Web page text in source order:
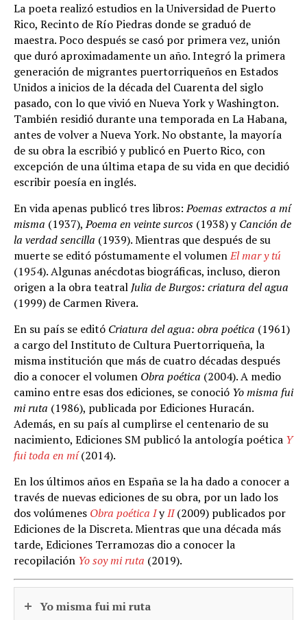
La poeta realizó estudios en la Universidad de Puerto
Rico, Recinto de Río Piedras donde se graduó de
maestra. Poco después se casó por primera vez, unión
que duró aproximadamente un año. Integró la primera
generación de migrantes puertorriqueños en Estados
Unidos a inicios de la década del Cuarenta del siglo
pasado, con lo que vivió en Nueva York y Washington.
También residió durante una temporada en La Habana,
antes de volver a Nueva York. No obstante, la mayoría
de su obra la escribió y publicó en Puerto Rico, con
excepción de una última etapa de su vida en que decidió
escribir poesía en inglés.
En vida apenas publicó tres libros:Poemas extractos a mí
misma (1937),Poema en veinte surcos (1938) yCanción de
la verdad sencilla (1939). Mientras que después de su
muerte se editó póstumamente el volumenEl mar y tú
(1954). Algunas anécdotas biográficas, incluso, dieron
origen a la obra teatral Julia de Burgos: criatura del agua
(1999) de Carmen Rivera.
En su país se editó Criatura del agua: obra poética (1961)
a cargo del Instituto de Cultura Puertorriqueña, la
misma institución que más de cuatro décadas después
dio a conocer el volumen Obra poética (2004). A medio
camino entre esas dos ediciones, se conoció Yo misma fui
mi ruta (1986), publicada por Ediciones Huracán.
Además, en su país al cumplirse el centenario de su
nacimiento, Ediciones SM publicó la antología poética Y
fui toda en mí(2014).
En los últimos años en España se la ha dado a conocer a
través de nuevas ediciones de su obra, por un lado los
dos volúmenes Obra poética IyII(2009) publicados por
Ediciones de la Discreta. Mientras que una década más
tarde, Ediciones Terramozas dio a conocer la
recopilación Yo soy mi ruta (2019).
Yo misma fui mi ruta